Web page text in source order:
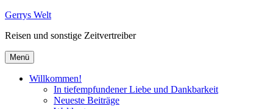
Zum
springen
Gerrys Welt
Reisen und sonstige Zeitvertreiber
Menü
Willkommen!
In tiefempfundener Liebe und Dankbarkeit
Neueste Beiträge